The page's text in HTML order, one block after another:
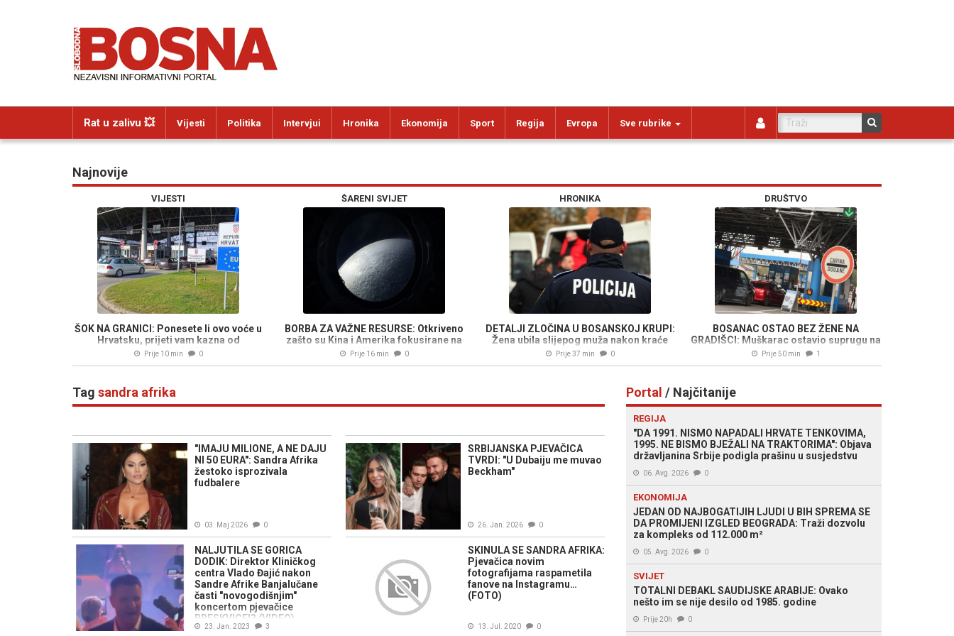
Rat u zalivu 💥 Vijesti Politika Intervjui Hronika Ekonomija Sport Regija Evropa Sve rubrike
Najnovije
VIJESTI
ŠOK NA GRANICI: Ponesete li ovo voće u
Hrvatsku, prijeti vam kazna od
nevjerovatnih 13.000 eura
Prije 10 min 0
ŠARENI SVIJET
BORBA ZA VAŽNE RESURSE: Otkriveno
zašto su Kina i Amerika fokusirane na
Mjesec
Prije 16 min 0
HRONIKA
DETALJI ZLOČINA U BOSANSKOJ KRUPI:
Žena ubila slijepog muža nakon kraće
svađe u porodičnoj kući, poznato o
Prije 37 min 0
DRUŠTVO
BOSANAC OSTAO BEZ ŽENE NA
GRADIŠCI: Muškarac ostavio suprugu na
graničnom prelazu i odjurio, ona mislila
Prije 50 min 1
Tag sandra afrika
"IMAJU MILIONE, A NE DAJU
NI 50 EURA": Sandra Afrika
žestoko isprozivala
fudbalere
03. Maj 2026 0
SRBIJANSKA PJEVAČICA
TVRDI: "U Dubaiju me muvao
Beckham"
26. Jan. 2026 0
NALJUTILA SE GORICA
DODIK: Direktor Kliničkog
centra Vlado Đajić nakon
Sandre Afrike Banjalučane
časti "novogodišnjim"
koncertom pjevačice
BRESKVICE!? (VIDEO)
23. Jan. 2023 3
SKINULA SE SANDRA AFRIKA:
Pjevačica novim
fotografijama raspametila
fanove na Instagramu…
(FOTO)
13. Jul. 2020 0
Portal / Najčitanije
REGIJA
"DA 1991. NISMO NAPADALI HRVATE TENKOVIMA,
1995. NE BISMO BJEŽALI NA TRAKTORIMA": Objava
državljanina Srbije podigla prašinu u susjedstvu
06. Avg. 2026 0
EKONOMIJA
JEDAN OD NAJBOGATIJIH LJUDI U BIH SPREMA SE
DA PROMIJENI IZGLED BEOGRADA: Traži dozvolu
za kompleks od 112.000 m²
05. Avg. 2026 0
SVIJET
TOTALNI DEBAKL SAUDIJSKE ARABIJE: Ovako
nešto im se nije desilo od 1985. godine
Prije 20h 0